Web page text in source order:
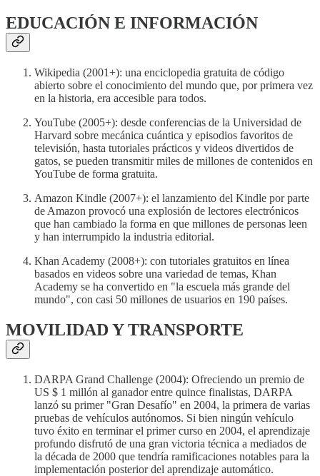
EDUCACIÓN E INFORMACIÓN
Wikipedia (2001+): una enciclopedia gratuita de código
abierto sobre el conocimiento del mundo que, por primera vez
en la historia, era accesible para todos.
YouTube (2005+): desde conferencias de la Universidad de
Harvard sobre mecánica cuántica y episodios favoritos de
televisión, hasta tutoriales prácticos y videos divertidos de
gatos, se pueden transmitir miles de millones de contenidos en
YouTube de forma gratuita.
Amazon Kindle (2007+): el lanzamiento del Kindle por parte
de Amazon provocó una explosión de lectores electrónicos
que han cambiado la forma en que millones de personas leen
y han interrumpido la industria editorial.
Khan Academy (2008+): con tutoriales gratuitos en línea
basados en videos sobre una variedad de temas, Khan
Academy se ha convertido en "la escuela más grande del
mundo", con casi 50 millones de usuarios en 190 países.
MOVILIDAD Y TRANSPORTE
DARPA Grand Challenge (2004): Ofreciendo un premio de
US $ 1 millón al ganador entre quince finalistas, DARPA
lanzó su primer "Gran Desafío" en 2004, la primera de varias
pruebas de vehículos autónomos. Si bien ningún vehículo
tuvo éxito en terminar el primer curso en 2004, el aprendizaje
profundo disfrutó de una gran victoria técnica a mediados de
la década de 2000 que tendría ramificaciones notables para la
implementación posterior del aprendizaje automático.